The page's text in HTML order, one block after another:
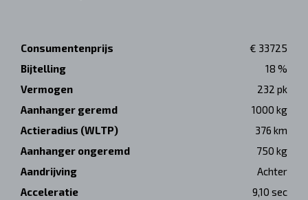
Consumentenprijs
€ 33725
Bijtelling
18 %
Vermogen
232 pk
Aanhanger geremd
1000 kg
Actieradius (WLTP)
376 km
Aanhanger ongeremd
750 kg
Aandrijving
Achter
Acceleratie
9,10 sec